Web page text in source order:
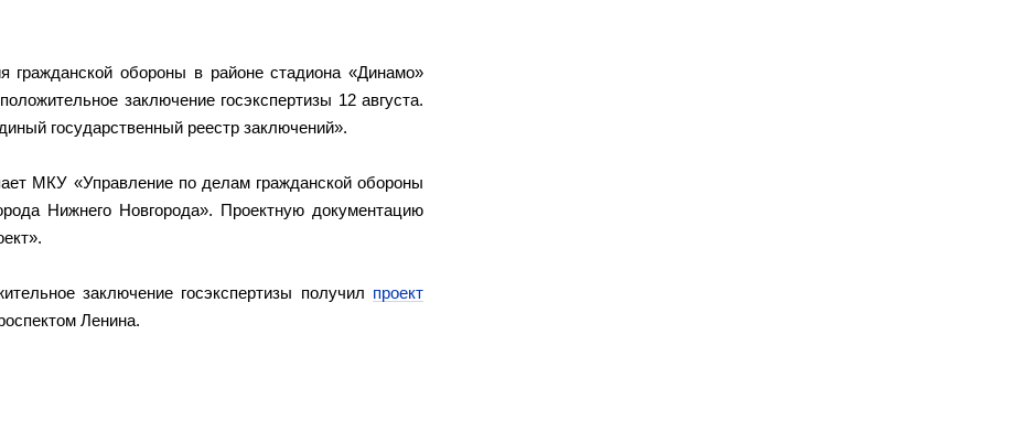
гражданской обороны в районе стадиона «Динамо»
заключение госэкспертизы 12 августа.
государственный реестр заключений».
МКУ «Управление по делам гражданской обороны
Нижнего Новгорода». Проектную документацию
заключение госэкспертизы получил проект
Ленина.